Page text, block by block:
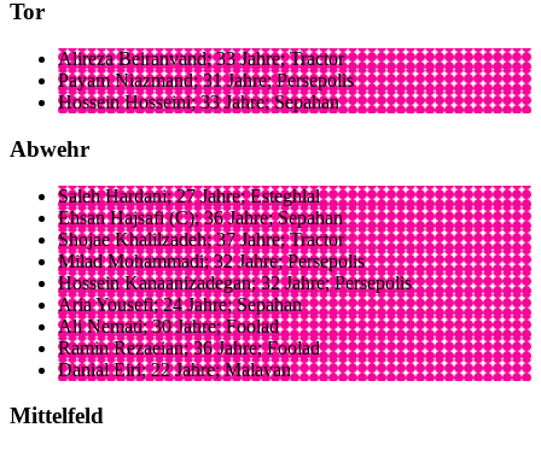
Tor
Alireza Beiranvand; 33 Jahre; Tractor
Payam Niazmand; 31 Jahre; Persepolis
Hossein Hosseini; 33 Jahre; Sepahan
Abwehr
Saleh Hardani; 27 Jahre; Esteghlal
Ehsan Hajsafi (C); 36 Jahre; Sepahan
Shojae Khalilzadeh; 37 Jahre; Tractor
Milad Mohammadi; 32 Jahre; Persepolis
Hossein Kanaanizadegan; 32 Jahre; Persepolis
Aria Yousefi; 24 Jahre; Sepahan
Ali Nemati; 30 Jahre; Foolad
Ramin Rezaeian; 36 Jahre; Foolad
Danial Eiri; 22 Jahre; Malavan
Mittelfeld